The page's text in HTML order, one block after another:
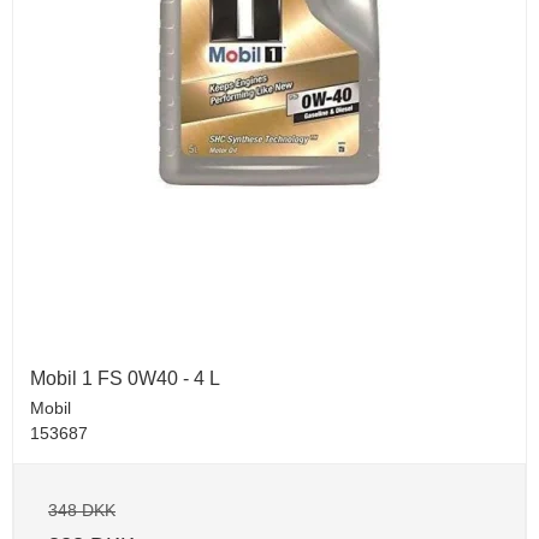
Mobil 1 FS 0W40 - 4 L
Mobil
153687
348 DKK